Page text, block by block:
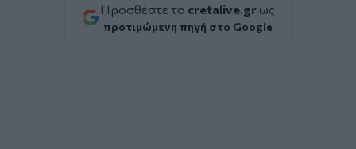
Προσθέστε το cretalive.gr ως
προτιμώμενη πηγή στο Google